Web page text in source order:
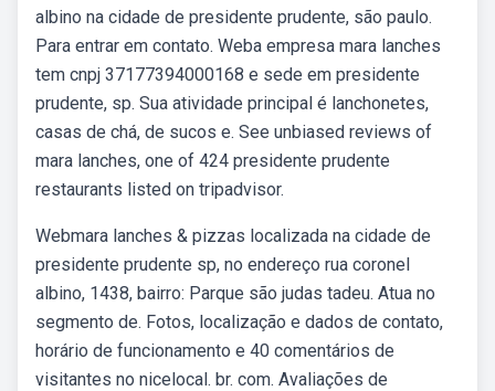
albino na cidade de presidente prudente, são paulo.
Para entrar em contato. Weba empresa mara lanches
tem cnpj 37177394000168 e sede em presidente
prudente, sp. Sua atividade principal é lanchonetes,
casas de chá, de sucos e. See unbiased reviews of
mara lanches, one of 424 presidente prudente
restaurants listed on tripadvisor.
Webmara lanches & pizzas localizada na cidade de
presidente prudente sp, no endereço rua coronel
albino, 1438, bairro: Parque são judas tadeu. Atua no
segmento de. Fotos, localização e dados de contato,
horário de funcionamento e 40 comentários de
visitantes no nicelocal. br. com. Avaliações de